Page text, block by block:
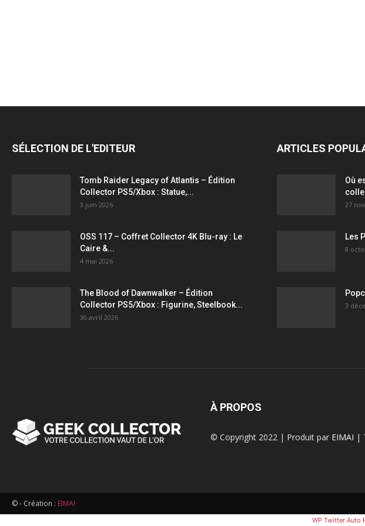
statuettes
SÉLECTION DE L'EDITEUR
Tomb Raider Legacy of Atlantis – Édition
Collector PS5/Xbox : Statue,...
3 juin 2026
OSS 117 – Coffret Collector 4K Blu-ray : Le
Caire &...
4 mai 2026
The Blood of Dawnwalker – Édition
Collector PS5/Xbox : Figurine, Steelbook...
30 avril 2026
ARTICLES
Où
27
Les
8
3
À PROPOS
© Copyright 2022 | Produit par EIMAI |
© - Création : EIMAI
WP Twitter Auto